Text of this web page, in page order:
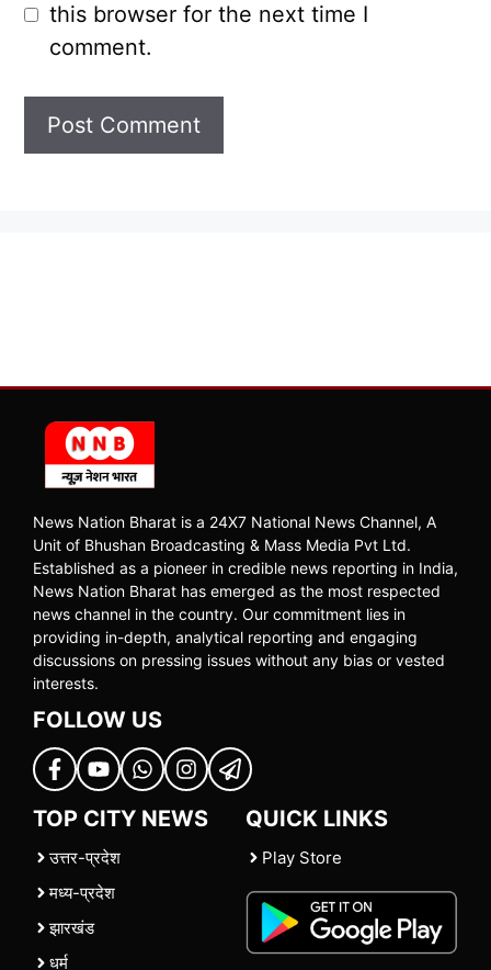
this browser for the next time I
comment.
News Nation Bharat is a 24X7 National News Channel, A
Unit of Bhushan Broadcasting & Mass Media Pvt Ltd.
Established as a pioneer in credible news reporting in India,
News Nation Bharat has emerged as the most respected
news channel in the country. Our commitment lies in
providing in-depth, analytical reporting and engaging
discussions on pressing issues without any bias or vested
interests.
FOLLOW US
TOP CITY NEWS
उत्तर-प्रदेश
मध्य-प्रदेश
झारखंड
धर्म
QUICK LINKS
Play Store